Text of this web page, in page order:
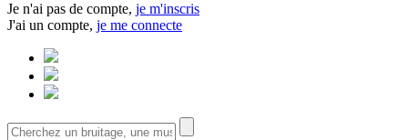
Je n'ai pas de compte, je m'inscris
J'ai un compte, je me connecte